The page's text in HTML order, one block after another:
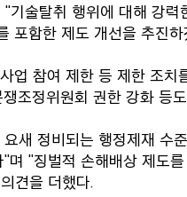
기술탈취 행위에 대해 강
포함한 제도 개선을 추진
업 참여 제한 등 제한 조치
조정위원회 권한 강화 등
새 정비되는 행정제재 수
"징벌적 손해배상 제도
견을 더했다.